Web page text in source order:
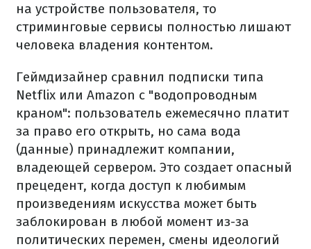
на устройстве пользователя, то
стриминговые сервисы полностью лишают
человека владения контентом.
Геймдизайнер сравнил подписки типа
Netflix или Amazon с "водопроводным
краном": пользователь ежемесячно платит
за право его открыть, но сама вода
(данные) принадлежит компании,
владеющей сервером. Это создает опасный
прецедент, когда доступ к любимым
произведениям искусства может быть
заблокирован в любой момент из-за
политических перемен, смены идеологий